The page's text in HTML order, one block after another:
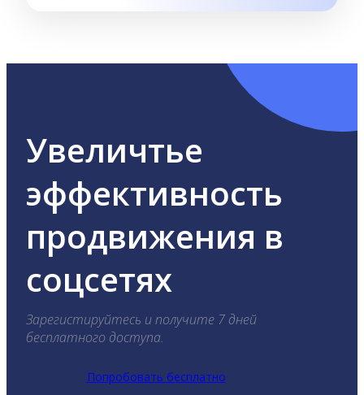
Увеличтье
эффективность
продвижения в
соцсетях
Зарегистируйтесь и получите 7 дней
бесплатного доступа.
Попробовать бесплатно